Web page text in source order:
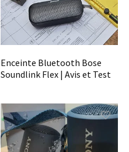
Enceinte Bluetooth Bose
Soundlink Flex | Avis et Test